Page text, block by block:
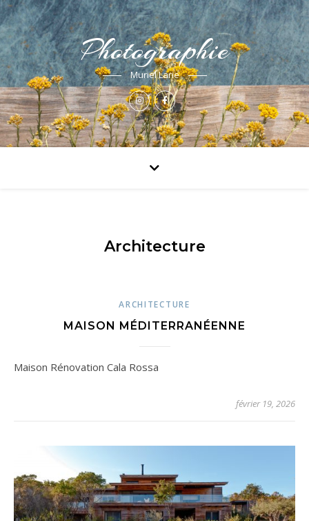
Photographie
Muriel Larie
Architecture
ARCHITECTURE
MAISON MÉDITERRANÉENNE
Maison Rénovation Cala Rossa
février 19, 2026